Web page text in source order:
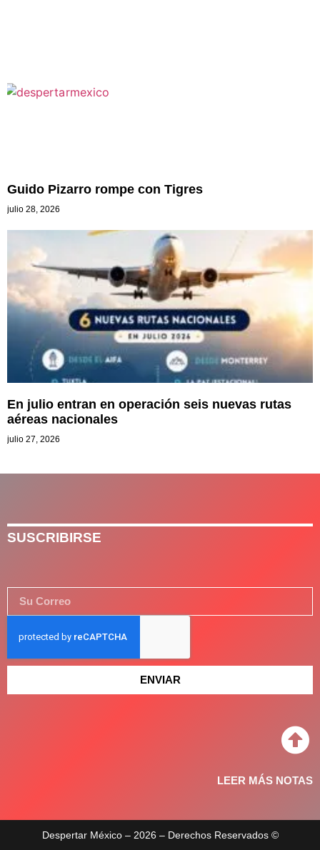
Guido Pizarro rompe con Tigres
julio 28, 2026
En julio entran en operación seis nuevas rutas
aéreas nacionales
julio 27, 2026
SUSCRIBIRSE
ENVIAR
LEER MÁS NOTAS
Despertar México – 2026 – Derechos Reservados ©